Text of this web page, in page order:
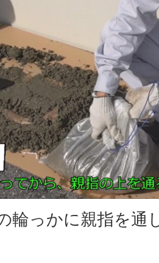
輪っかに親指を通